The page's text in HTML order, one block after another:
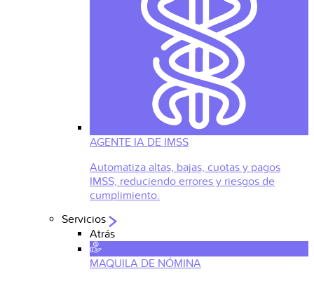
AGENTE IA DE IMSS
Automatiza altas, bajas, cuotas y pagos
IMSS, reduciendo errores y riesgos de
cumplimiento.
Servicios
Atrás
MAQUILA DE NÓMINA